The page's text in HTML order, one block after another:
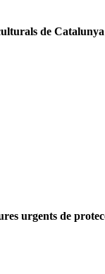
de Catalunya
urgents de